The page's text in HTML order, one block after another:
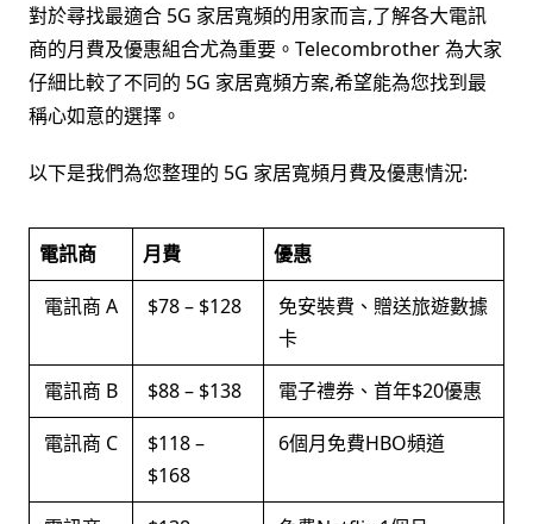
對於尋找最適合 5G 家居寬頻的用家而言,了解各大電訊
商的月費及優惠組合尤為重要。Telecombrother 為大家
仔細比較了不同的 5G 家居寬頻方案,希望能為您找到最
稱心如意的選擇。
以下是我們為您整理的 5G 家居寬頻月費及優惠情況:
電訊商 月費
優惠
電訊商 A
$78 – $128
免安裝費、贈送旅遊數據
卡
電訊商 B
$88 – $138
電子禮券、首年$20優惠
電訊商 C
$118 –
$168
6個月免費HBO頻道